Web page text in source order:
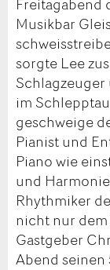
Musikbar
sorgte Lee
im
geschweige
Pianist und
Piano wie
und
Rhythmiker
nicht nur
Gastgeber
Abend